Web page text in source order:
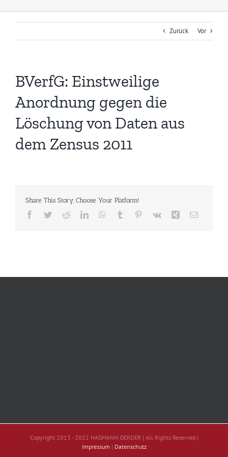
Zurück Vor
BVerfG: Einstweilige
Anordnung gegen die
Löschung von Daten aus
dem Zensus 2011
Share This Story, Choose Your Platform!
Facebook
TwitterRedditLinkedInWhatsApp
Tumblr Pinterest
Vk Xing E-
Copyright 2013 - 2022 HAGMANN OERDER | All Rights Reserved |
Impressum | Datenschutz